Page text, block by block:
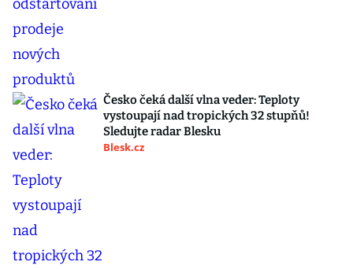
Česko čeká další vlna veder: Teploty
vystoupají nad tropických 32 stupňů!
Sledujte radar Blesku
Blesk.cz